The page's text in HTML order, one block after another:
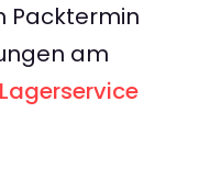
Packtermin
am
Lagerservice